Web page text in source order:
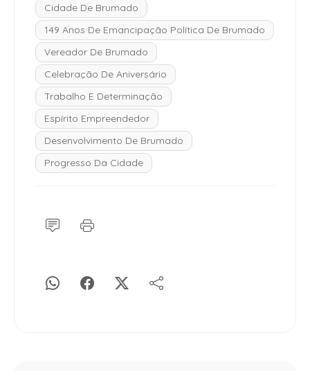
Cidade De Brumado
149 Anos De Emancipação Política De Brumado
Vereador De Brumado
Celebração De Aniversário
Trabalho E Determinação
Espírito Empreendedor
Desenvolvimento De Brumado
Progresso Da Cidade